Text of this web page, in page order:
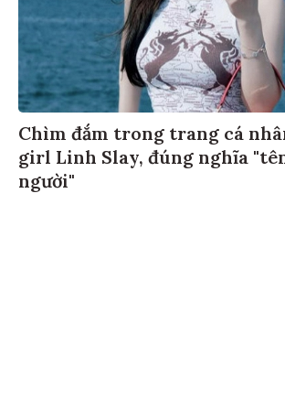
Chìm đắm trong trang cá
girl Linh Slay, đúng nghĩa
người"